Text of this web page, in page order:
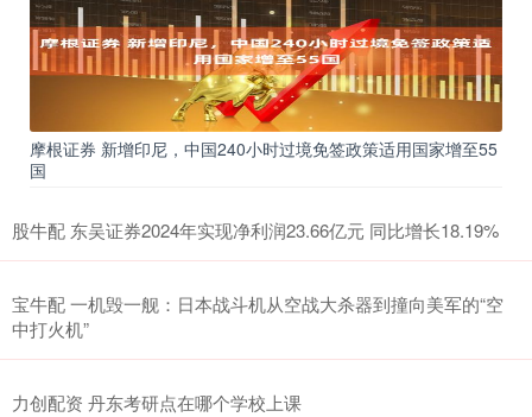
摩根证券 新增印尼，中国240小时过境免签政策适用国家增至55
国
股牛配 东吴证券2024年实现净利润23.66亿元 同比增长18.19%
宝牛配 一机毁一舰：日本战斗机从空战大杀器到撞向美军的“空
中打火机”
力创配资 丹东考研点在哪个学校上课